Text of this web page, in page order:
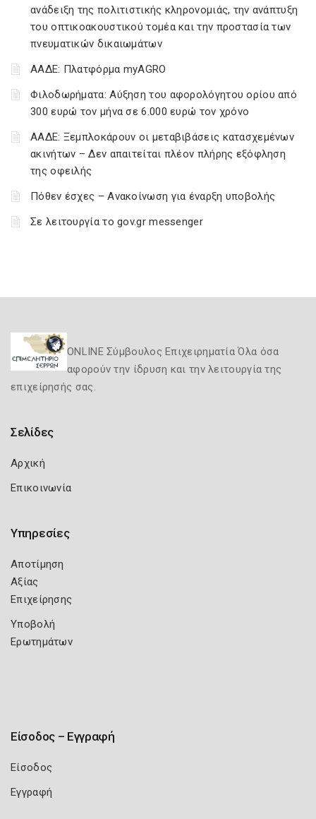
ανάδειξη της πολιτιστικής κληρονομιάς, την ανάπτυξη
του οπτικοακουστικού τομέα και την προστασία των
πνευματικών δικαιωμάτων
ΑΑΔΕ: Πλατφόρμα myAGRO
Φιλοδωρήματα: Αύξηση του αφορολόγητου ορίου από
300 ευρώ τον μήνα σε 6.000 ευρώ τον χρόνο
ΑΑΔΕ: Ξεμπλοκάρουν οι μεταβιβάσεις κατασχεμένων
ακινήτων – Δεν απαιτείται πλέον πλήρης εξόφληση
της οφειλής
Πόθεν έσχες – Ανακοίνωση για έναρξη υποβολής
Σε λειτουργία το gov.gr messenger
ONLINE Σύμβουλος Επιχειρηματία Όλα όσα
αφορούν την ίδρυση και την λειτουργία της
επιχείρησής σας.
Σελίδες
Αρχική
Επικοινωνία
Υπηρεσίες
Αποτίμηση
Αξίας
Επιχείρησης
Υποβολή
Ερωτημάτων
Είσοδος – Εγγραφή
Είσοδος
Εγγραφή